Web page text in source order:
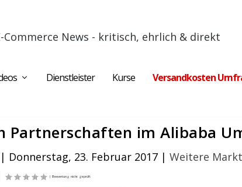
Commerce News - kritisch, ehrlich & direkt
Dienstleister Kurse Versandkosten
Partnerschaften im Alibaba
| Donnerstag, 23. Februar 2017 |Weitere